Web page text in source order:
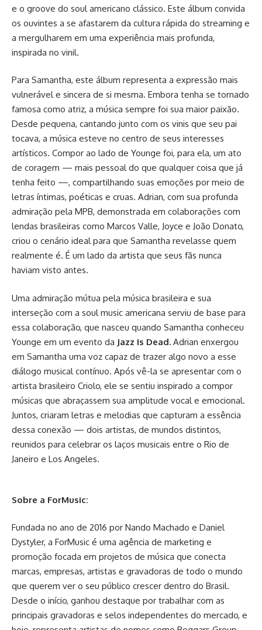
e o groove do soul americano clássico. Este álbum convida
os ouvintes a se afastarem da cultura rápida do streaming e
a mergulharem em uma experiência mais profunda,
inspirada no vinil.
Para Samantha, este álbum representa a expressão mais
vulnerável e sincera de si mesma. Embora tenha se tornado
famosa como atriz, a música sempre foi sua maior paixão.
Desde pequena, cantando junto com os vinis que seu pai
tocava, a música esteve no centro de seus interesses
artísticos. Compor ao lado de Younge foi, para ela, um ato
de coragem — mais pessoal do que qualquer coisa que já
tenha feito —, compartilhando suas emoções por meio de
letras íntimas, poéticas e cruas. Adrian, com sua profunda
admiração pela MPB, demonstrada em colaborações com
lendas brasileiras como Marcos Valle, Joyce e João Donato,
criou o cenário ideal para que Samantha revelasse quem
realmente é. É um lado da artista que seus fãs nunca
haviam visto antes.
Uma admiração mútua pela música brasileira e sua
interseção com a soul music americana serviu de base para
essa colaboração, que nasceu quando Samantha conheceu
Younge em um evento da Jazz Is Dead. Adrian enxergou
em Samantha uma voz capaz de trazer algo novo a esse
diálogo musical contínuo. Após vê-la se apresentar com o
artista brasileiro Criolo, ele se sentiu inspirado a compor
músicas que abraçassem sua amplitude vocal e emocional.
Juntos, criaram letras e melodias que capturam a essência
dessa conexão — dois artistas, de mundos distintos,
reunidos para celebrar os laços musicais entre o Rio de
Janeiro e Los Angeles.
Sobre a ForMusic:
Fundada no ano de 2016 por Nando Machado e Daniel
Dystyler, a ForMusic é uma agência de marketing e
promoção focada em projetos de música que conecta
marcas, empresas, artistas e gravadoras de todo o mundo
que querem ver o seu público crescer dentro do Brasil.
Desde o início, ganhou destaque por trabalhar com as
principais gravadoras e selos independentes do mercado, e